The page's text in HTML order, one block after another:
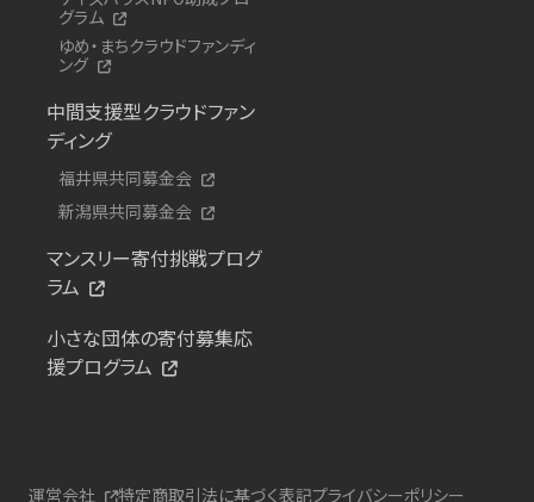
グラム
ゆめ・まちクラウドファンディ
ング
中間支援型クラウドファン
ディング
福井県共同募金会
新潟県共同募金会
マンスリー寄付挑戦プログ
ラム
小さな団体の寄付募集応
援プログラム
運営会社 特定商取引法に基づく表記プライバシーポリシー